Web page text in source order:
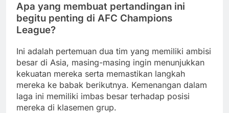
Apa yang membuat pertandingan ini
begitu penting di AFC Champions
League?
Ini adalah pertemuan dua tim yang memiliki ambisi
besar di Asia, masing-masing ingin menunjukkan
kekuatan mereka serta memastikan langkah
mereka ke babak berikutnya. Kemenangan dalam
laga ini memiliki imbas besar terhadap posisi
mereka di klasemen grup.